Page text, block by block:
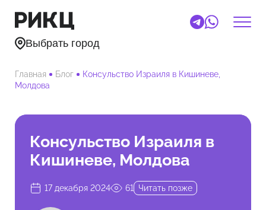
Выбрать город
Главная Блог
Консульство Израиля в Кишиневе,
Молдова
Консульство Израиля в
Кишиневе, Молдова
17 декабря 2024 61 Читать позже